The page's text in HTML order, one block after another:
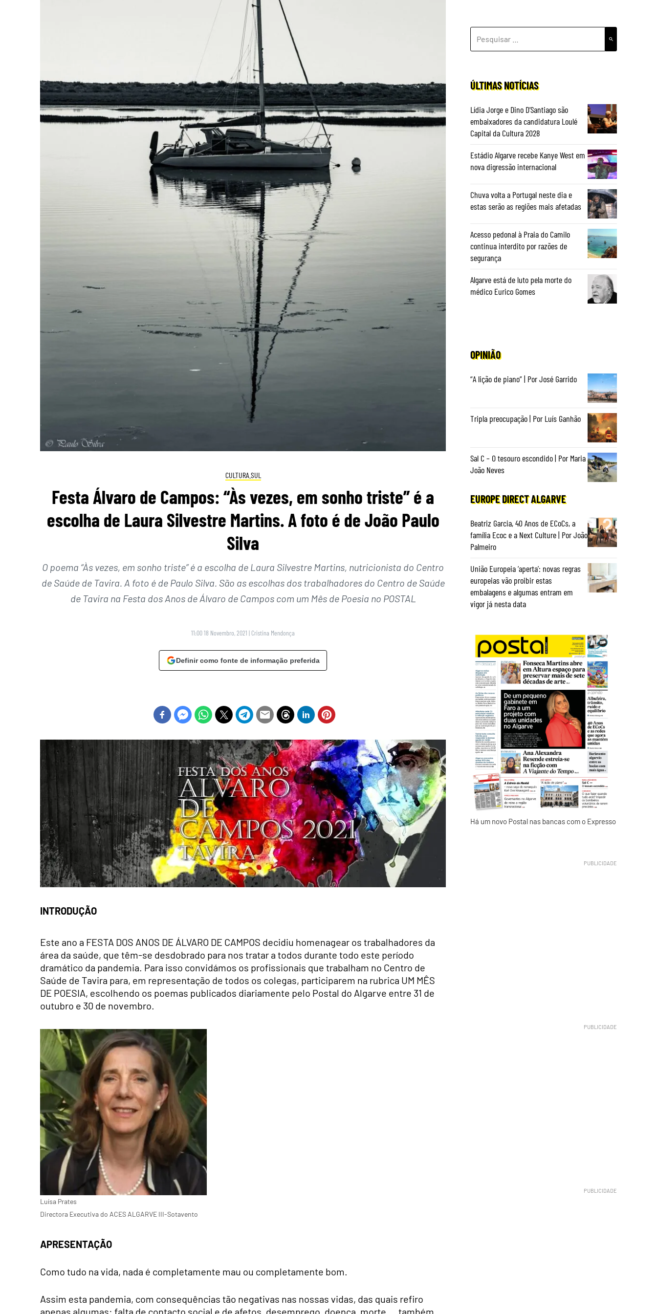
CULTURA.SUL
Festa Álvaro de Campos: “Às vezes, em sonho triste” é a
escolha de Laura Silvestre Martins. A foto é de João Paulo
Silva
O poema “Às vezes, em sonho triste” é a escolha de Laura Silvestre Martins, nutricionista do Centro
de Saúde de Tavira. A foto é de Paulo Silva. São as escolhas dos trabalhadores do Centro de Saúde
de Tavira na Festa dos Anos de Álvaro de Campos com um Mês de Poesia no POSTAL
11:00 18 Novembro, 2021 | Cristina Mendonça
Definir como fonte de informação preferida
INTRODUÇÃO
Este ano a FESTA DOS ANOS DE ÁLVARO DE CAMPOS decidiu homenagear os trabalhadores da
área da saúde, que têm-se desdobrado para nos tratar a todos durante todo este período
dramático da pandemia. Para isso convidámos os profissionais que trabalham no Centro de
Saúde de Tavira para, em representação de todos os colegas, participarem na rubrica UM MÊS
DE POESIA, escolhendo os poemas publicados diariamente pelo Postal do Algarve entre 31 de
outubro e 30 de novembro.
Luísa Prates
Directora Executiva do ACES ALGARVE III-Sotavento
APRESENTAÇÃO
Como tudo na vida, nada é completamente mau ou completamente bom.
Assim esta pandemia, com consequências tão negativas nas nossas vidas, das quais refiro
apenas algumas: falta de contacto social e de afetos, desemprego, doença, morte…, também
POR:
ÚLTIMAS NOTÍCIAS
Lídia Jorge e Dino D’Santiago são
embaixadores da candidatura Loulé
Capital da Cultura 2028
Estádio Algarve recebe Kanye West em
nova digressão internacional
Chuva volta a Portugal neste dia e
estas serão as regiões mais afetadas
Acesso pedonal à Praia do Camilo
continua interdito por razões de
segurança
Algarve está de luto pela morte do
médico Eurico Gomes
OPINIÃO
“A lição de piano” | Por José Garrido
Tripla preocupação | Por Luís Ganhão
Sal C – O tesouro escondido | Por Maria
João Neves
EUROPE DIRECT ALGARVE
Beatriz Garcia, 40 Anos de ECoCs, a
família Ecoc e a Next Culture | Por João
Palmeiro
União Europeia ‘aperta’: novas regras
europeias vão proibir estas
embalagens e algumas entram em
vigor já nesta data
Há um novo Postal nas bancas com o Expresso